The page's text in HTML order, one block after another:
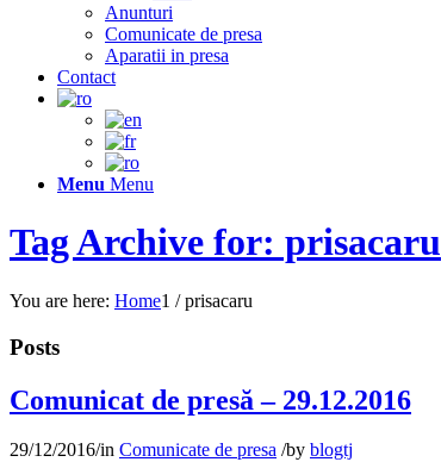
Anunturi
Comunicate de presa
Aparatii in presa
Contact
Menu Menu
Tag Archive for: prisacaru
You are here: Home1 / prisacaru
Posts
Comunicat de presă – 29.12.2016
29/12/2016/in Comunicate de presa /by blogtj